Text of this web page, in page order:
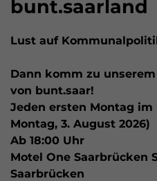
bunt.saarland
Lust auf
Dann komm zu
von bunt.saar!
Jeden ersten Montag
Montag, 3. August 2026)
Ab 18:00 Uhr
Motel One Saarbrücken
Saarbrücken